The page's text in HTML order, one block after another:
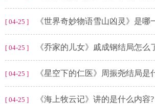
[ 04-25 ] 《世界奇妙物语雪山凶灵》是哪一集?《世界
[ 04-25 ] 《乔家的儿女》戚成钢结局怎么了?《乔家的
[ 04-25 ] 《星空下的仁医》周振尧结局是什么?《星空
[ 04-25 ] 《海上牧云记》讲的是什么内容?《海上牧云记》